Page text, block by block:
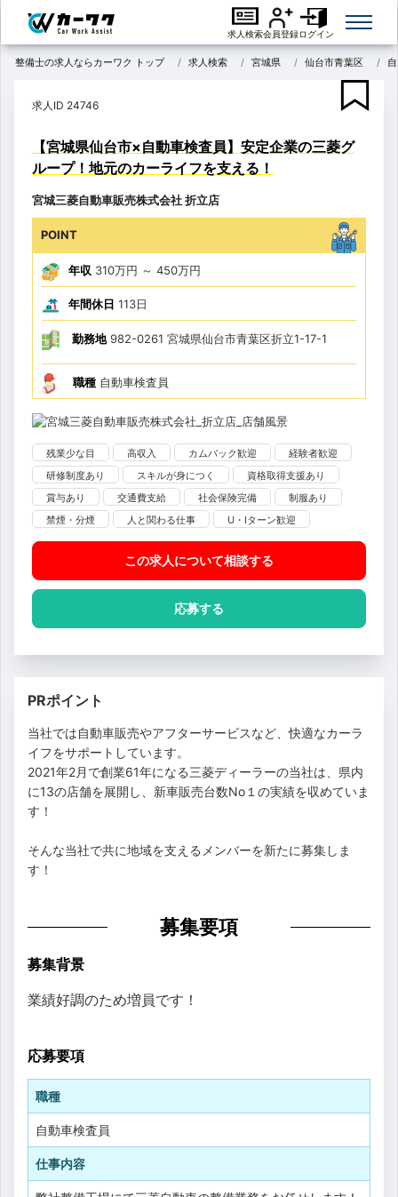
求人検索会員登録ログイン
整備士の求人ならカーワク トップ 求人検索 宮城県 仙台市青葉区
求人ID 24746
【宮城県仙台市×自動車検査員】安定企業の三菱グ
ループ！地元のカーライフを支える！
宮城三菱自動車販売株式会社 折立店
POINT
年収 310万円 ～ 450万円
年間休日 113日
勤務地982-0261 宮城県仙台市青葉区折立1-17-1
職種 自動車検査員
残業少な目 高収入 カムバック歓迎
経験者歓迎
研修制度あり
スキルが身につく
資格取得支援あり
賞与あり
交通費支給 社会保険完備
制服あり
禁煙・分煙
人と関わる仕事 U・Iターン歓迎
この求人について相談する
応募する
PRポイント
当社では自動車販売やアフターサービスなど、快適なカーラ
イフをサポートしています。
2021年2月で創業61年になる三菱ディーラーの当社は、県内
に13の店舗を展開し、新車販売台数No１の実績を収めていま
す！
そんな当社で共に地域を支えるメンバーを新たに募集しま
す！
募集要項
募集背景
業績好調のため増員です！
応募要項
職種
自動車検査員
仕事内容